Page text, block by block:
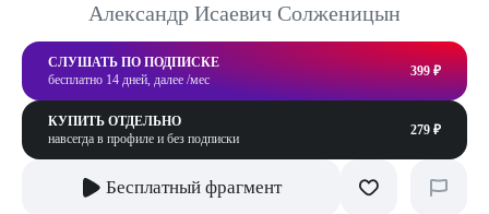
Александр Исаевич Солженицын
СЛУШАТЬ ПО ПОДПИСКЕ
бесплатно 14 дней, далее /мес
399 ₽
КУПИТЬ ОТДЕЛЬНО
навсегда в профиле и без подписки
279 ₽
Бесплатный фрагмент